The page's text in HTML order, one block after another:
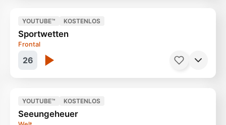
Faszination Universum
26
YOUTUBE™ KOSTENLOS
Sportwetten
Frontal
Das schnelle Geld
YOUTUBE™ KOSTENLOS
Seeungeheuer